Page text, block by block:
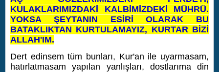
KULAKLARIMIZDAKİ KALBİMİZDEKİ MÜHRÜ.
YOKSA ŞEYTANIN ESİRİ OLARAK BU
BATAKLIKTAN KURTULAMAYIZ, KURTAR BİZİ
ALLAH'IM.
Dert edinsem tüm bunları, Kur'an ile uyarmasam,
hatırlatmasam yapılan yanlışları, dostlarıma din